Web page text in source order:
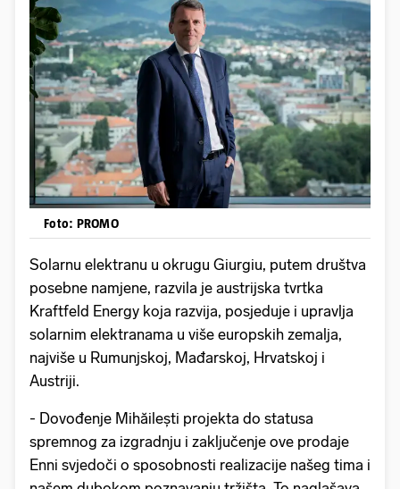
Foto: PROMO
Solarnu elektranu u okrugu Giurgiu, putem društva
posebne namjene, razvila je austrijska tvrtka
Kraftfeld Energy koja razvija, posjeduje i upravlja
solarnim elektranama u više europskih zemalja,
najviše u Rumunjskoj, Mađarskoj, Hrvatskoj i
Austriji.
- Dovođenje Mihăilești projekta do statusa
spremnog za izgradnju i zaključenje ove prodaje
Enni svjedoči o sposobnosti realizacije našeg tima i